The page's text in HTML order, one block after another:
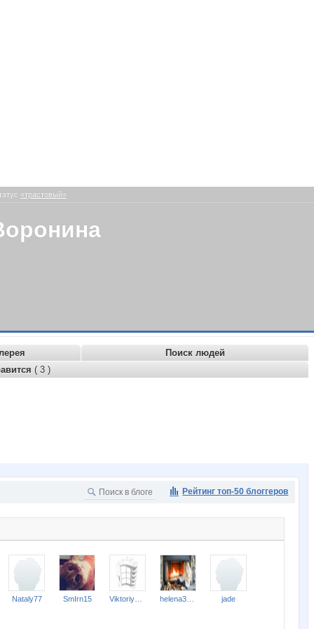
«трастовый»
Поиск людей
( 3 )
Рейтинг топ-50 блоггеров
Nataly77 SmIrn15 jade